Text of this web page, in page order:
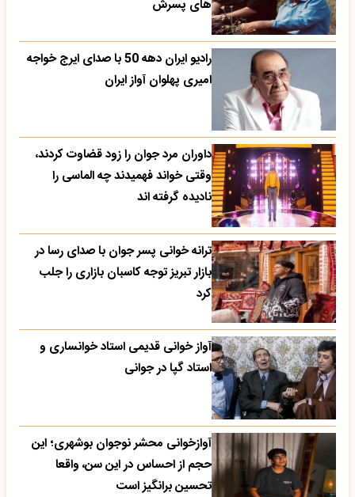
های پسرش
رادیو ایران دهه 50 با صدای ایرج خواجه
امیری پهلوان آواز ایران
داوران مرد جوان را زود قضاوت کردند،
وقتی خواند فهمیدند چه الماسی را
نادیده گرفته اند
ترانه خوانی پسر جوان با صدای رسا در
بازار تبریز توجه کاسبان بازاری را جلب
کرد
آواز خوانی قدیمی استاد خوانساری و
استاد گپا در جوانی
آوازخوانی محشر نوجوان بوشهری؛ این
حجم از احساس در این سن، واقعا
تحسین‌ برانگیز است